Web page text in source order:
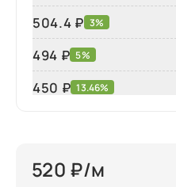
504.4 ₽ 3%
494 ₽ 5%
450 ₽ 13.46%
520 ₽/м